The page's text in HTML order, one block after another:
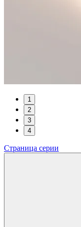
1
2
3
4
Страница серии